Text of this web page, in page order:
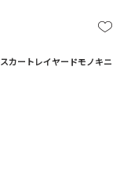
カートレイヤードモノキニ